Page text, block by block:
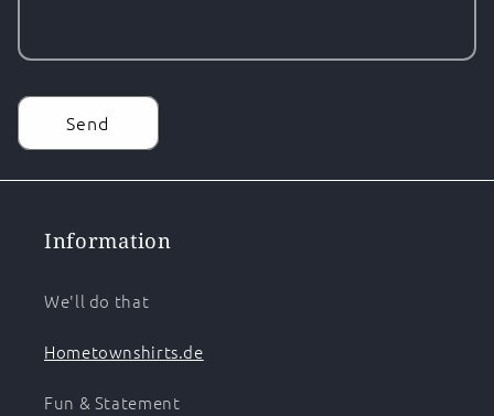
Send
Information
We'll do that
Hometownshirts.de
Fun & Statement